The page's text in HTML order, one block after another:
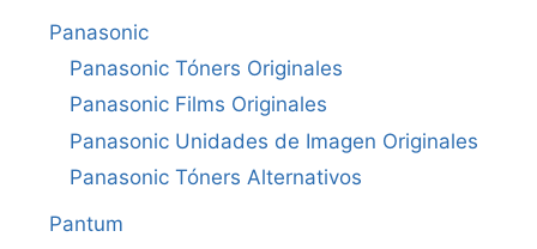
Panasonic
Panasonic Tóners Originales
Panasonic Films Originales
Panasonic Unidades de Imagen Originales
Panasonic Tóners Alternativos
Pantum